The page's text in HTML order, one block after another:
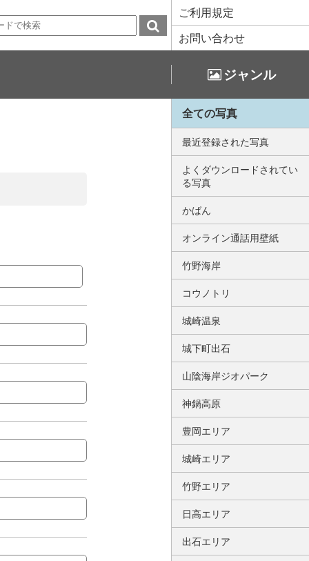
ご利用規定
お問い合わせ
ジャンル
全ての写真
最近登録された写真
よくダウンロードされてい
る写真
かばん
オンライン通話用壁紙
竹野海岸
コウノトリ
城崎温泉
城下町出石
山陰海岸ジオパーク
神鍋高原
豊岡エリア
城崎エリア
竹野エリア
日高エリア
出石エリア